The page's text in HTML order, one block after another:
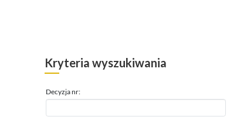
Kryteria wyszukiwania
Decyzja nr: